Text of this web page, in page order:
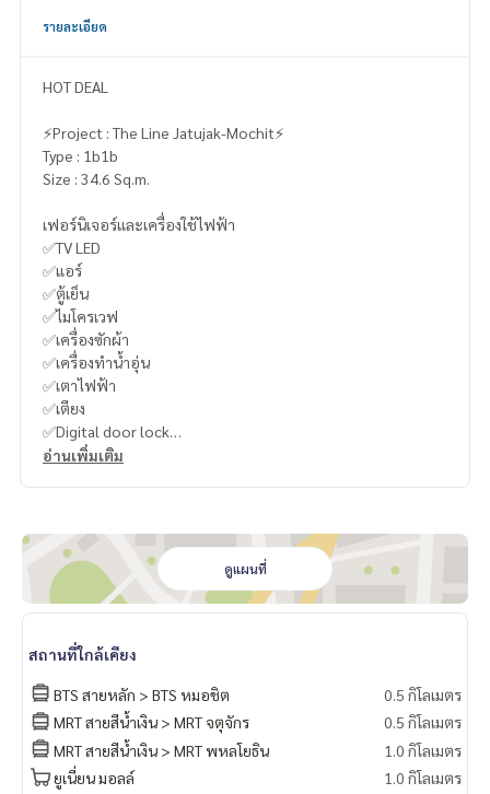
รายละเอียด
HOT DEAL
⚡️Project : The Line Jatujak-Mochit⚡️
Type : 1b1b
Size : 34.6 Sq.m.
เฟอร์นิเจอร์และเครื่องใช้ไฟฟ้า
✅TV LED
✅แอร์
✅ตู้เย็น
✅ไมโครเวฟ
✅เครื่องซักผ้า
✅เครื่องทำน้ำอุ่น
✅เตาไฟฟ้า
✅เตียง
✅Digital door lock
You can inbox or dm to ask more information, It’s my pleas
ure to give.
Tel :
093-943-4388
What App+6693-943-4388
LINE ID : @BPP2019
#nich
อ่านเพิ่มเติม
ดูแผนที่
สถานที่ใกล้เคียง
BTS สายหลัก > BTS หมอชิต
0.5 กิโลเมตร
MRT สายสีน้ำเงิน > MRT จตุจักร
0.5 กิโลเมตร
MRT สายสีน้ำเงิน > MRT พหลโยธิน
1.0 กิโลเมตร
ยูเนี่ยน มอลล์
1.0 กิโลเมตร